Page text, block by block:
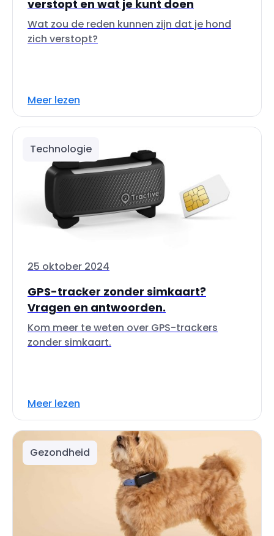
verstopt en wat je kunt doen
Wat zou de reden kunnen zijn dat je hond
zich verstopt?
Meer lezen
Technologie
25 oktober 2024
GPS-tracker zonder simkaart?
Vragen en antwoorden.
Kom meer te weten over GPS-trackers
zonder simkaart.
Meer lezen
Gezondheid